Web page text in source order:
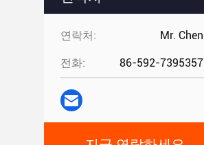
연락처: Mr. Chen
전화: 86-592-7395357